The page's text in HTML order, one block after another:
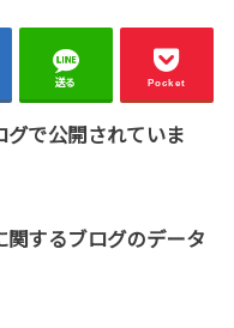
送る Pocket
グで公開されていま
関するブログのデータ